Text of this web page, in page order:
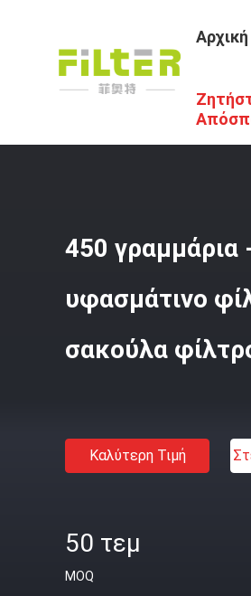
Αρχική Σελίδα Προϊόντα /
450 γραμμάρια
υφασμάτινο
σακούλα
Καλύτερη Τιμή
50 τεμ
MOQ